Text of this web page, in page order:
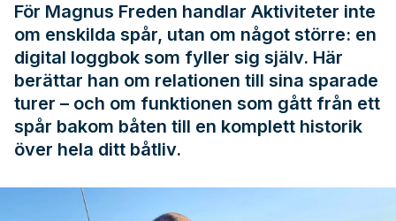
För Magnus Freden handlar Aktiviteter inte
om enskilda spår, utan om något större: en
digital loggbok som fyller sig själv. Här
berättar han om relationen till sina sparade
turer – och om funktionen som gått från ett
spår bakom båten till en komplett historik
över hela ditt båtliv.